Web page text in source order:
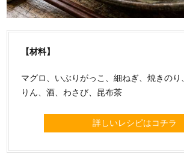
【材料】
マグロ、いぶりがっこ、細ねぎ、焼きのり
りん、酒、わさび、昆布茶
詳しいレシピはコチラ